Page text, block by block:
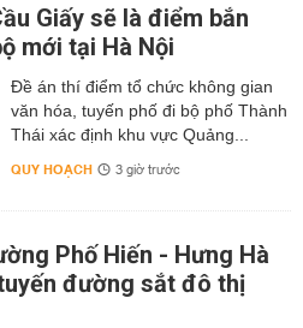
Giấy sẽ là điểm bắn
mới tại Hà Nội
Đề án thí điểm tổ chức không gian
văn hóa, tuyến phố đi bộ phố Thành
Thái xác định khu vực Quảng...
QUY HOẠCH 3 giờ trước
Phố Hiến - Hưng Hà
đường sắt đô thị